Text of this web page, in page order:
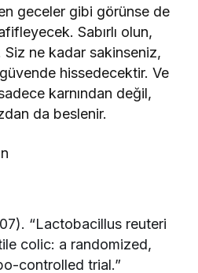
geceler gibi görünse de
Sabırlı olun,
Siz ne kadar sakinseniz,
hissedecektir. Ve
karnından değil,
da beslenir.
“Lactobacillus reuteri
colic: a randomized,
controlled trial.”